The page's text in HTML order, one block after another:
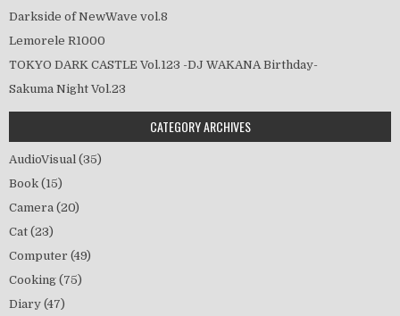
Darkside of NewWave vol.8
Lemorele R1000
TOKYO DARK CASTLE Vol.123 -DJ WAKANA Birthday-
Sakuma Night Vol.23
CATEGORY ARCHIVES
AudioVisual (35)
Book (15)
Camera (20)
Cat (23)
Computer (49)
Cooking (75)
Diary (47)